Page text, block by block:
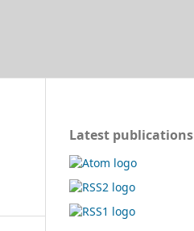
Latest publications